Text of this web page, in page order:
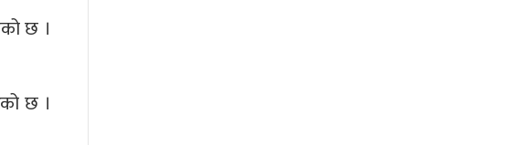
छ ।
छ ।